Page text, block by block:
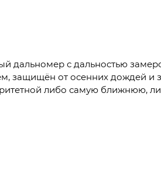
с дальностью
защищён от осенних дождей
либо самую ближнюю,